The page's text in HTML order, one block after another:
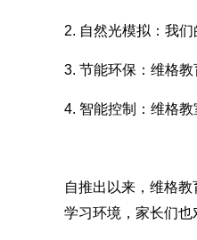
2. 自然光模拟：我
3. 节能环保： 维格教
4. 智能控制： 维格教
自推出以来， 维格教
学习环境，家长们也